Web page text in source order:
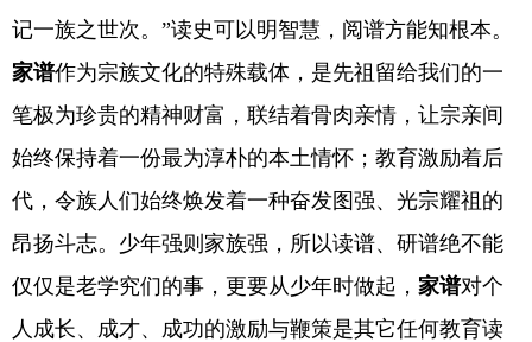
记一族之世次。”读史可以明智慧，阅谱方能知根本。
家谱作为宗族文化的特殊载体，是先祖留给我们的一
笔极为珍贵的精神财富，联结着骨肉亲情，让宗亲间
始终保持着一份最为淳朴的本土情怀；教育激励着后
代，令族人们始终焕发着一种奋发图强、光宗耀祖的
昂扬斗志。少年强则家族强，所以读谱、研谱绝不能
仅仅是老学究们的事，更要从少年时做起， 家谱对个
人成长、成才、成功的激励与鞭策是其它任何教育读